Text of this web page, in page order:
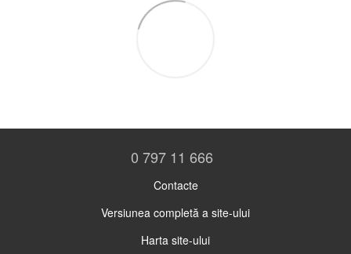
0 797 11 666
Contacte
Versiunea completă a site-ului
Harta site-ului